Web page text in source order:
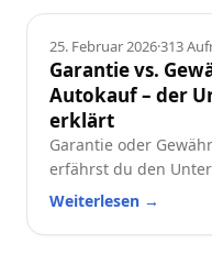
Ratgeber
25. Februar 2026·313
Garantie vs.
Autokauf – der
erklärt
Garantie oder
erfährst du den
und worauf du beim
Weiterlesen →